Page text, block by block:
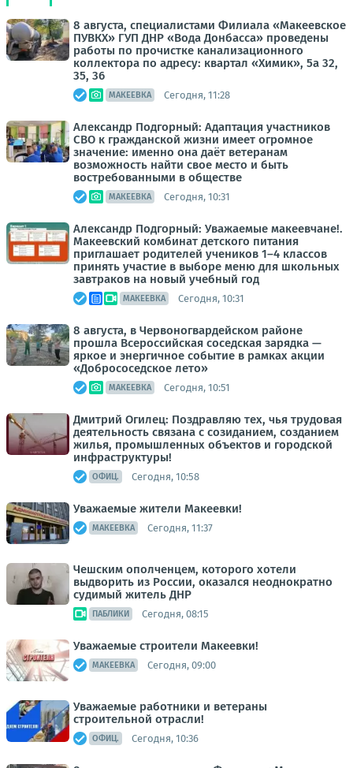
8 августа, специалистами Филиала «Макеевское
ПУВКХ» ГУП ДНР «Вода Донбасса» проведены
работы по прочистке канализационного
коллектора по адресу: квартал «Химик», 5а 32,
35, 36
МАКЕЕВКА Сегодня, 11:28
Александр Подгорный: Адаптация участников
СВО к гражданской жизни имеет огромное
значение: именно она даёт ветеранам
возможность найти свое место и быть
востребованными в обществе
МАКЕЕВКА Сегодня, 10:31
Александр Подгорный: Уважаемые макеевчане!.
Макеевский комбинат детского питания
приглашает родителей учеников 1–4 классов
принять участие в выборе меню для школьных
завтраков на новый учебный год
МАКЕЕВКА Сегодня, 10:31
8 августа, в Червоногвардейском районе
прошла Всероссийская соседская зарядка —
яркое и энергичное событие в рамках акции
«Добрососедское лето»
МАКЕЕВКА Сегодня, 10:51
Дмитрий Огилец: Поздравляю тех, чья трудовая
деятельность связана с созиданием, созданием
жилья, промышленных объектов и городской
инфраструктуры!
ОФИЦ. Сегодня, 10:58
Уважаемые жители Макеевки!
МАКЕЕВКА Сегодня, 11:37
Чешским ополченцем, которого хотели
выдворить из России, оказался неоднократно
судимый житель ДНР
ПАБЛИКИ Сегодня, 08:15
Уважаемые строители Макеевки!
МАКЕЕВКА Сегодня, 09:00
Уважаемые работники и ветераны
строительной отрасли!
ОФИЦ. Сегодня, 10:36